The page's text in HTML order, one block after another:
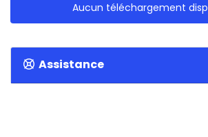
Aucun téléchargement
Assistance